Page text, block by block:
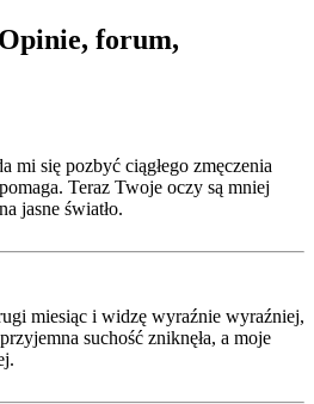
forum,
mi się pozbyć ciągłego zmęczenia
Teraz Twoje oczy są mniej
jasne światło.
miesiąc i widzę wyraźnie wyraźniej,
suchość zniknęła, a moje